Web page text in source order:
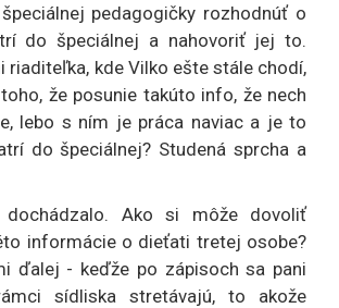
pedagogičky rozhodnúť o
do špeciálnej a nahovoriť jej to.
riaditeľka, kde Vilko ešte stále chodí,
že posunie takúto info, že nech
lebo s ním je práca naviac a je to
do špeciálnej? Studená sprcha a
dochádzalo. Ako si môže dovoliť
informácie o dieťati tretej osobe?
ďalej - keďže po zápisoch sa pani
sídliska stretávajú, to akože